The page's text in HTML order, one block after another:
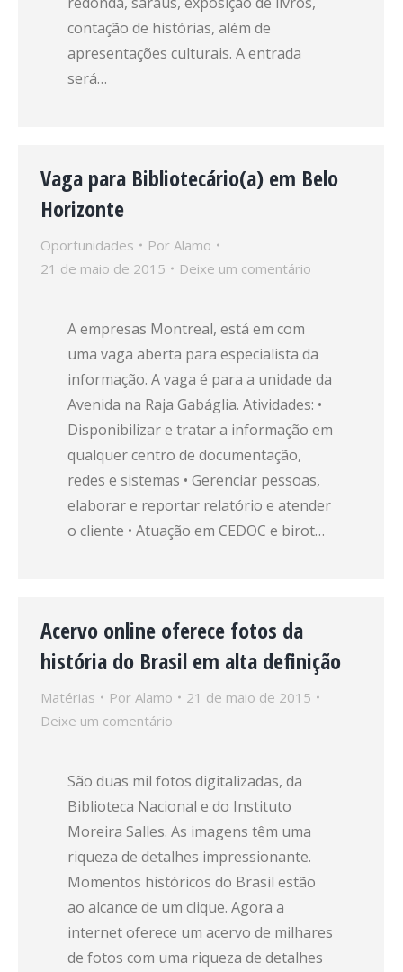
contação de histórias, além de
apresentações culturais. A entrada
será…
Vaga para Bibliotecário(a) em Belo
Horizonte
Oportunidades Por Alamo
21 de maio de 2015
Deixe um comentário
A empresas Montreal, está em com
uma vaga aberta para especialista da
informação. A vaga é para a unidade da
Avenida na Raja Gabáglia. Atividades: •
Disponibilizar e tratar a informação em
qualquer centro de documentação,
redes e sistemas • Gerenciar pessoas,
elaborar e reportar relatório e atender
o cliente • Atuação em CEDOC e birot…
Acervo online oferece fotos da
história do Brasil em alta definição
Matérias Por Alamo
21 de maio de 2015
Deixe um comentário
São duas mil fotos digitalizadas, da
Biblioteca Nacional e do Instituto
Moreira Salles. As imagens têm uma
riqueza de detalhes impressionante.
Momentos históricos do Brasil estão
ao alcance de um clique. Agora a
internet oferece um acervo de milhares
de fotos com uma riqueza de detalhes